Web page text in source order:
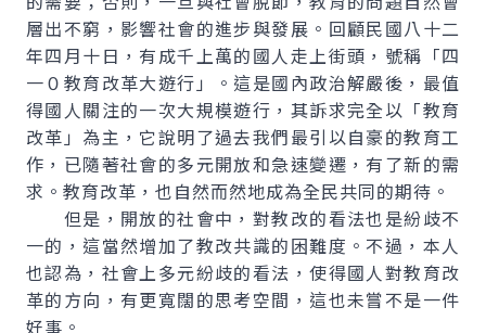
層出不窮，影響社會的進步與發展。回顧民國八十二
年四月十日，有成千上萬的國人走上街頭，號稱「四
一０教育改革大遊行」。這是國內政治解嚴後，最值
得國人關注的一次大規模遊行，其訴求完全以「教育
改革」為主，它說明了過去我們最引以自豪的教育工
作，已隨著社會的多元開放和急速變遷，有了新的需
求。教育改革，也自然而然地成為全民共同的期待。
但是，開放的社會中，對教改的看法也是紛歧不
一的，這當然增加了教改共識的困難度。不過，本人
也認為，社會上多元紛歧的看法，使得國人對教育改
革的方向，有更寬闊的思考空間，這也未嘗不是一件
好事。